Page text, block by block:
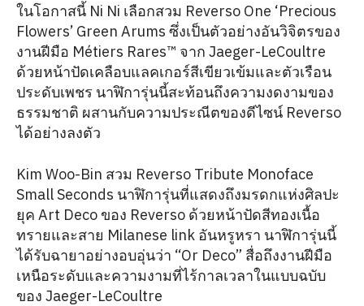
ในโอกาสนี้ Ni Ni เลือกสวม Reverso One ‘Precious
Flowers’ Green Arums ซึ่งเป็นตัวอย่างอันวิจิตรของ
งานฝีมือ Métiers Rares™ จาก Jaeger-LeCoultre
ด้วยหน้าปัดเคลือบแลคเกอร์สีเขียวเข้มและตัวเรือน
ประดับเพชร นาฬิการุ่นนี้สะท้อนถึงความงดงามของ
ธรรมชาติ ผสานกับความประณีตของดีไซน์ Reverso
ได้อย่างลงตัว
Kim Woo-Bin สวม Reverso Tribute Monoface
Small Seconds นาฬิการุ่นที่แสดงถึงมรดกแห่งศิลปะ
ยุค Art Deco ของ Reverso ด้วยหน้าปัดสีทองเนื้อ
ทรายและสาย Milanese link อันหรูหรา นาฬิการุ่นนี้
ได้รับฉายาอย่างอบอุ่นว่า “Or Deco” สื่อถึงงานฝีมือ
เหนือระดับและความงามที่ไร้กาลเวลาในแบบฉบับ
ของ Jaeger-LeCoultre